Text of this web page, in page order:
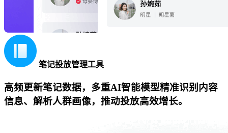
笔记投放管理工具
高频更新笔记数据，多重AI智能模型精准识别内容
信息、解析人群画像，推动投放高效增长。